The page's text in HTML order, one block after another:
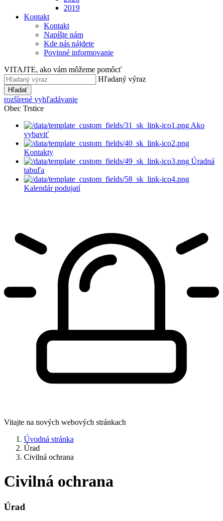
2019
Kontakt
Kontakt
Napíšte nám
Kde nás nájdete
Povinné informovanie
VITAJTE, ako vám môžeme pomôcť
Hľadaný výraz
Hľadať
rozšírené vyhľadávanie
Obec Trstice
Ako
vybaviť
Kontakty
Úradná
tabuľa
Kalendár podujatí
Vitajte na nových webových stránkach
Úvodná stránka
Úrad
Civilná ochrana
Civilná ochrana
Úrad